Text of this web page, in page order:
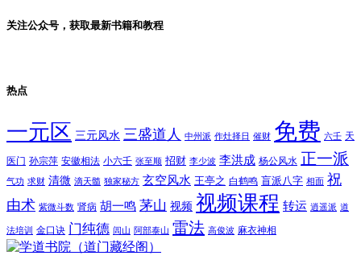
关注公众号，获取最新书籍和教程
热点
一元区 三元风水 三盛道人 中州派 作灶择日 催财 免费 六壬 天
医门 孙宗萍 安徽相法 小六壬 张至顺 招财 李少波 李洪成 杨公风水 正一派
气功 求财 清微 滴天髓 独家秘方 玄空风水 王亭之 白鹤鸣 盲派八字 相面 祝
由术 紫微斗数 肾病 胡一鸣 茅山 视频 视频课程 转运 逍遥派 道
法培训 金口诀 门纯德 闾山 阿部泰山 雷法 高俊波 麻衣神相